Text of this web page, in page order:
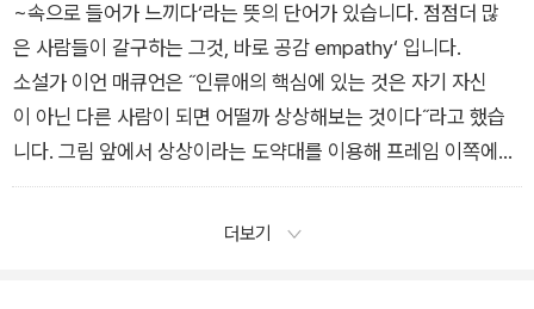
록 구상하는 역량이 필요한 장르였습니다. 기승전결의 연속성
이 있는 이야기를 단 하나의장면으로 표현하는 것은 결코 쉽지 않
으니까요.
~속으로 들어가 느끼다‘라는 뜻의 단어가 있습니다. 점점더 많
은 사람들이 갈구하는 그것, 바로 공감 empathy‘ 입니다.
소설가 이언 매큐언은 ˝인류애의 핵심에 있는 것은 자기 자신
이 아닌 다른 사람이 되면 어떨까 상상해보는 것이다˝라고 했습
니다. 그림 앞에서 상상이라는 도약대를 이용해 프레임 이쪽에
서 저쪽으로 건너가보는 경험은 결코 사소하지않습니다.
더보기